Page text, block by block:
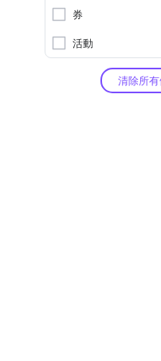
券
活動
清除所